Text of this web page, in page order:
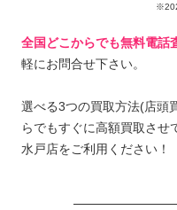
全国どこからでも無料電話
軽にお問合せ下さい。
選べる3つの買取方法(店頭
らでもすぐに高額買取させ
水戸店をご利用ください！